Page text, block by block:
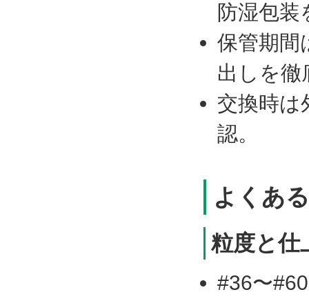
防湿包装
保管期間
出しを徹
交換時は
認。
よくあ
粒度と仕
#36〜